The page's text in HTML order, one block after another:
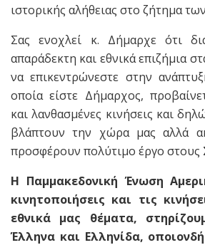
ιστορικής αλήθειας στο ζήτημα
Σας ενοχλεί κ. Δήμαρχε ότι
απαράδεκτη και εθνικά επιζήμια
να επικεντρώνεστε στην
οποία είστε Δήμαρχος,
και λανθασμένες κινήσεις και
βλάπτουν την χώρα μας αλλά
προσφέρουν πολύτιμο έργο στους
Η Παμμακεδονική Ένωση
κινητοποιήσεις και τις
εθνικά μας θέματα,
Έλληνα και Ελληνίδα,